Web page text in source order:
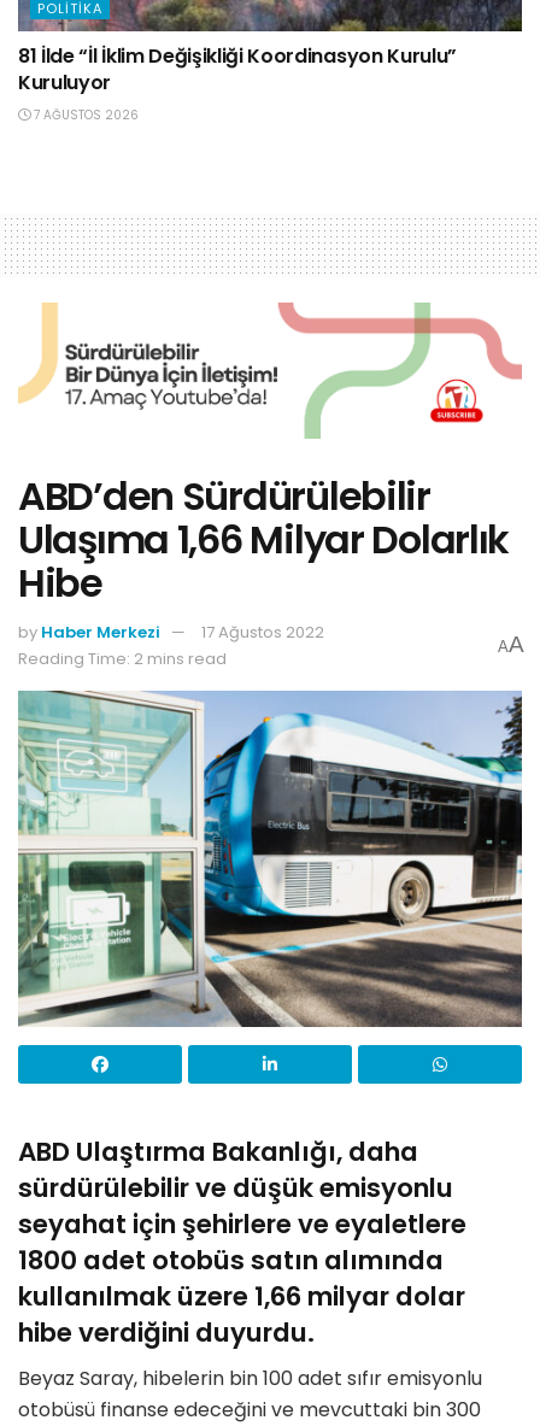
POLITIKA
81 İlde “İl İklim Değişikliği Koordinasyon Kurulu”
Kuruluyor
7 AĞUSTOS 2026
ABD’den Sürdürülebilir
Ulaşıma 1,66 Milyar Dolarlık
Hibe
by Haber Merkezi
17 Ağustos 2022
Reading Time: 2 mins read
AA
ABD Ulaştırma Bakanlığı, daha
sürdürülebilir ve düşük emisyonlu
seyahat için şehirlere ve eyaletlere
1800 adet otobüs satın alımında
kullanılmak üzere 1,66 milyar dolar
hibe verdiğini duyurdu.
Beyaz Saray, hibelerin bin 100 adet sıfır emisyonlu
otobüsü finanse edeceğini ve mevcuttaki bin 300